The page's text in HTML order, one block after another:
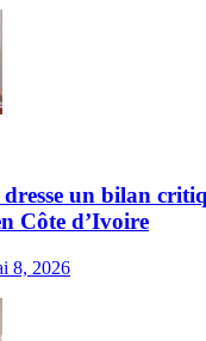
dresse un bilan
Côte d’Ivoire
8, 2026